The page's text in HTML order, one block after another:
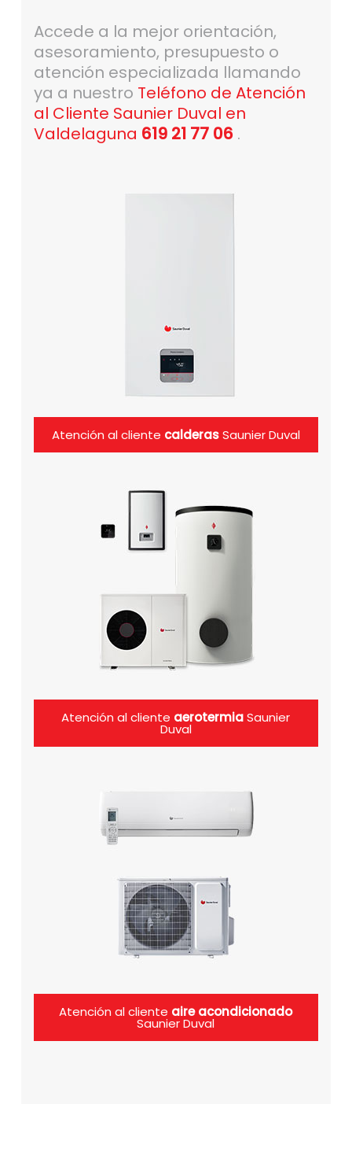
Accede a la mejor orientación,
asesoramiento, presupuesto o
atención especializada llamando
ya a nuestro Teléfono de Atención
al Cliente Saunier Duval en
Valdelaguna 619 21 77 06 .
Atención al cliente calderasSaunier Duval
Atención al cliente aerotermiaSaunier
Duval
Atención al cliente aire acondicionado
Saunier Duval